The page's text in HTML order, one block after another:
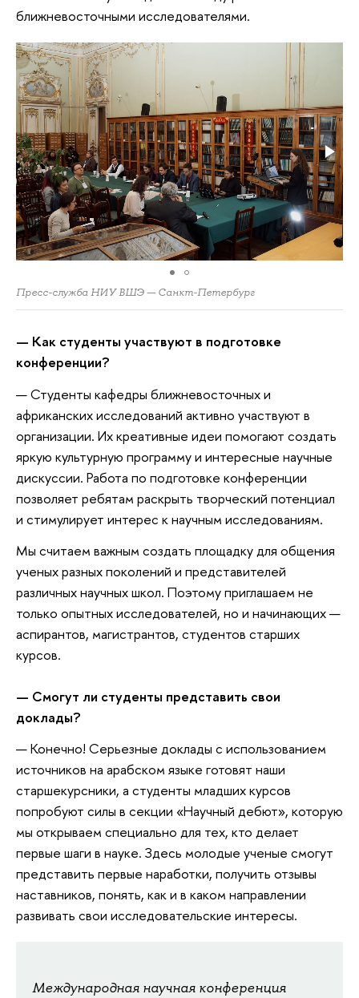
ближневосточными исследователями.
Пресс-служба НИУ ВШЭ — Санкт-Петербург
— Как студенты участвуют в подготовке
конференции?
— Студенты кафедры ближневосточных и
африканских исследований активно участвуют в
организации. Их креативные идеи помогают создать
яркую культурную программу и интересные научные
дискуссии. Работа по подготовке конференции
позволяет ребятам раскрыть творческий потенциал
и стимулирует интерес к научным исследованиям.
Мы считаем важным создать площадку для общения
ученых разных поколений и представителей
различных научных школ. Поэтому приглашаем не
только опытных исследователей, но и начинающих —
аспирантов, магистрантов, студентов старших
курсов.
— Смогут ли студенты представить свои
доклады?
— Конечно! Серьезные доклады с использованием
источников на арабском языке готовят наши
старшекурсники, а студенты младших курсов
попробуют силы в секции «Научный дебют», которую
мы открываем специально для тех, кто делает
первые шаги в науке. Здесь молодые ученые смогут
представить первые наработки, получить отзывы
наставников, понять, как и в каком направлении
развивать свои исследовательские интересы.
Международная научная конференция